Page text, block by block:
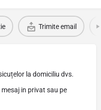
Trimite email
la domiciliu dvs.
in privat sau pe